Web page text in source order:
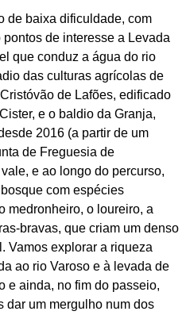
de baixa dificuldade, com
de interesse a Levada
que conduz a água do rio
das culturas agrícolas de
de Lafões, edificado
e o baldio da Granja,
2016 (a partir de um
de Freguesia de
e ao longo do percurso,
com espécies
medronheiro, o loureiro, a
bravas, que criam um denso
Vamos explorar a riqueza
ao rio Varoso e à levada de
e ainda, no fim do passeio,
dar um mergulho num dos